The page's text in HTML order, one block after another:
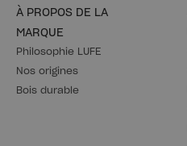
À PROPOS DE LA
MARQUE
Philosophie LUFE
Nos origines
Bois durable